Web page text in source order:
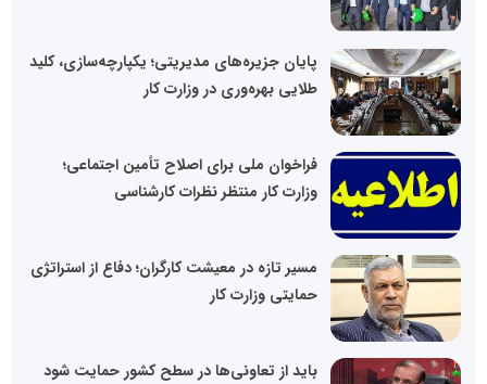
پایان جزیره‌های مدیریتی؛ یکپارچه‌سازی، کلید
طلایی بهره‌وری در وزارت کار
فراخوان ملی برای اصلاح تأمین اجتماعی؛
وزارت کار منتظر نظرات کارشناسی
مسیر تازه در معیشت کارگران؛ دفاع از استراتژی
حمایتی وزارت کار
باید از تعاونی‌ها در سطح کشور حمایت شود